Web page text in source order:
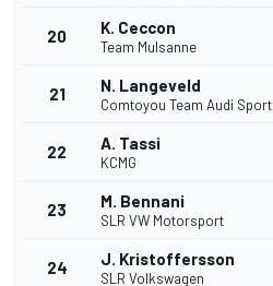
20 K. Ceccon
Team Mulsanne
21 N. Langeveld
Comtoyou Team Audi Sport
22 A. Tassi
KCMG
23 M. Bennani
SLR VW Motorsport
24 J. Kristoffersson
SLR Volkswagen